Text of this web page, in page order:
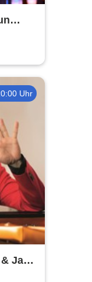
Uhr
Jazz